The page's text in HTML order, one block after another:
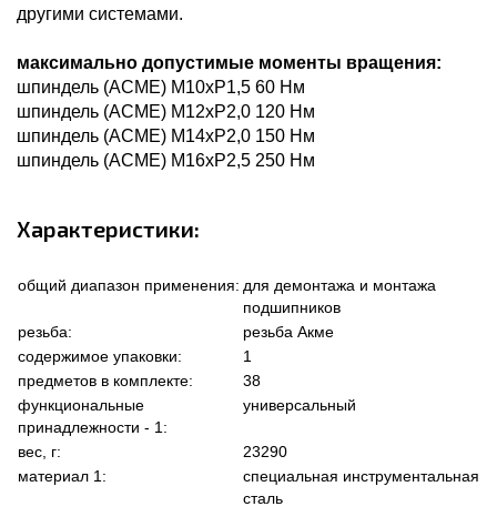
другими системами.
максимально допустимые моменты вращения:
шпиндель (ACME) M10xP1,5 60 Нм
шпиндель (ACME) M12xP2,0 120 Нм
шпиндель (ACME) M14xP2,0 150 Нм
шпиндель (ACME) M16xP2,5 250 Нм
Характеристики:
общий диапазон применения: для демонтажа и монтажа
подшипников
резьба:
резьба Акме
содержимое упаковки:
1
предметов в комплекте:
38
функциональные
принадлежности - 1:
универсальный
вес, г:
23290
материал 1:
специальная инструментальная
сталь